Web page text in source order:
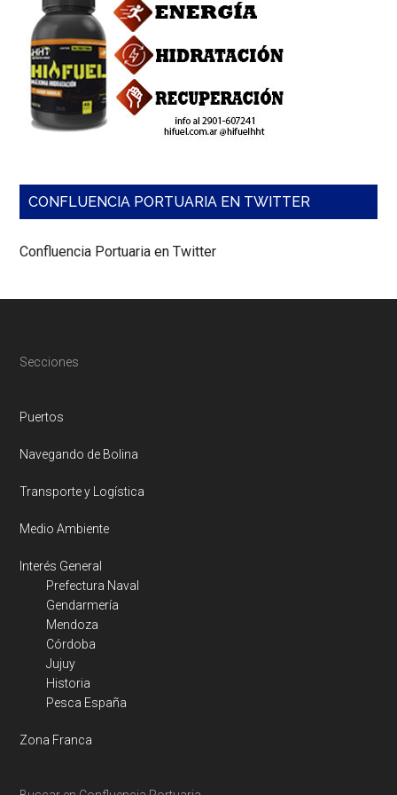
CONFLUENCIA PORTUARIA EN TWITTER
Confluencia Portuaria en Twitter
Footer
Secciones
Puertos
Navegando de Bolina
Transporte y Logística
Medio Ambiente
Interés General
Prefectura Naval
Gendarmería
Mendoza
Córdoba
Jujuy
Historia
Pesca España
Zona Franca